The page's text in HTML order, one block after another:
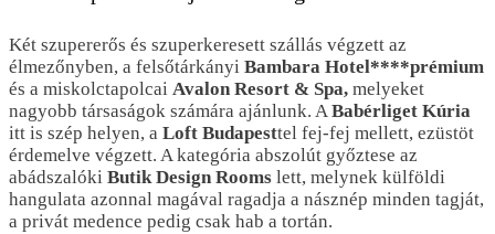
Két szupererős és szuperkeresett szállás végzett az
élmezőnyben, a felsőtárkányi Bambara Hotel****prémium
és a miskolctapolcai Avalon Resort & Spa, melyeket
nagyobb társaságok számára ajánlunk. ABabérliget Kúria
itt is szép helyen, a Loft Budapesttel fej-fej mellett, ezüstöt
érdemelve végzett. A kategória abszolút győztese az
abádszalóki Butik Design Rooms lett, melynek külföldi
hangulata azonnal magával ragadja a násznép minden tagját,
a privát medence pedig csak hab a tortán.